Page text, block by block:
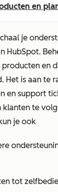
en
je
HubSpot.
en
Het is aan te
en support
klanten te
je ook
tot